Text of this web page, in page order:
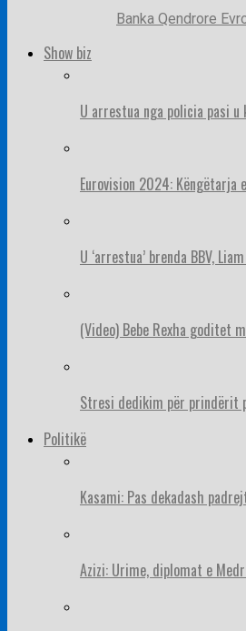
Banka Qendrore
Show biz
U arrestua nga policia pasi
Eurovision 2024:
U ‘arrestua’ brenda BBV,
(Video) Bebe Rexha goditet
Stresi dedikim për prindërit
Politikë
Kasami: Pas dekadash
Azizi: Urime, diplomat e